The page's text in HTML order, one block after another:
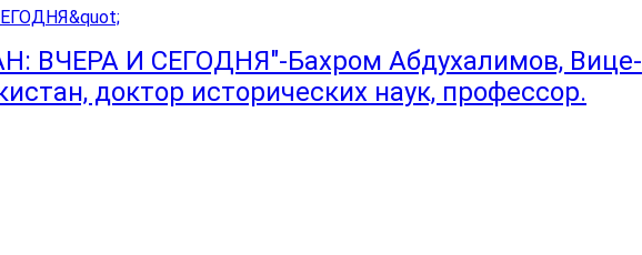
И СЕГОДНЯ"-Бахром Абдухалимов, Вице-
доктор исторических наук, профессор.